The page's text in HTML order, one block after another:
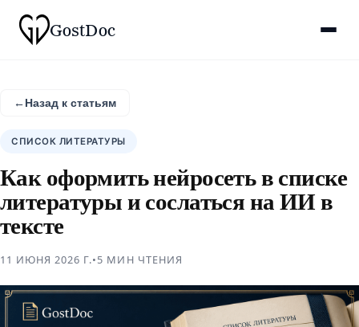
GostDoc
←Назад к статьям
СПИСОК ЛИТЕРАТУРЫ
Как оформить нейросеть в списке
литературы и сослаться на ИИ в
тексте
11 ИЮНЯ 2026 Г.•5 МИН ЧТЕНИЯ